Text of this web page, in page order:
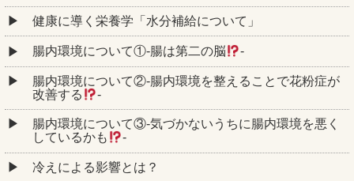
健康に導く栄養学「水分補給について」
腸内環境について①‐腸は第二の脳 ‐
腸内環境について②‐腸内環境を整えることで花粉症が
改善する
‐
腸内環境について③‐気づかないうちに腸内環境を悪く
しているかも
‐
冷えによる影響とは？